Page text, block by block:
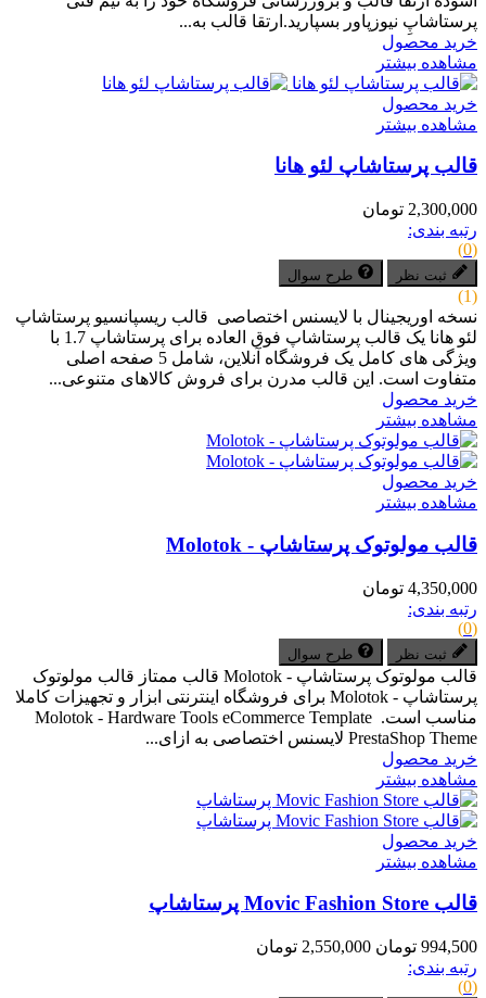
پرستاشاپِ نیوزپاور بسپارید.ارتقا قالب به...
خرید محصول
مشاهده بیشتر
خرید محصول
مشاهده بیشتر
قالب پرستاشاپ لئو هانا
2,300,000 تومان
رتبه بندی:
(0)
ثبت نظر طرح سوال
(1)
نسخه اوریجینال با لایسنس اختصاصی قالب ریسپانسیو پرستاشاپ
لئو هانا یک قالب پرستاشاپ فوق العاده برای پرستاشاپ 1.7 با
ویژگی های کامل یک فروشگاه آنلاین، شامل 5 صفحه اصلی
متفاوت است. این قالب مدرن برای فروش کالاهای متنوعی...
خرید محصول
مشاهده بیشتر
خرید محصول
مشاهده بیشتر
قالب مولوتوک پرستاشاپ - Molotok
4,350,000 تومان
رتبه بندی:
(0)
ثبت نظر طرح سوال
قالب مولوتوک پرستاشاپ - Molotok قالب ممتاز قالب مولوتوک
پرستاشاپ - Molotok برای فروشگاه اینترنتی ابزار و تجهیزات کاملا
مناسب است. Molotok - Hardware Tools eCommerce Template
PrestaShop Theme لایسنس اختصاصی به ازای...
خرید محصول
مشاهده بیشتر
خرید محصول
مشاهده بیشتر
قالب Movic Fashion Store پرستاشاپ
994,500 تومان
2,550,000 تومان
رتبه بندی:
(0)